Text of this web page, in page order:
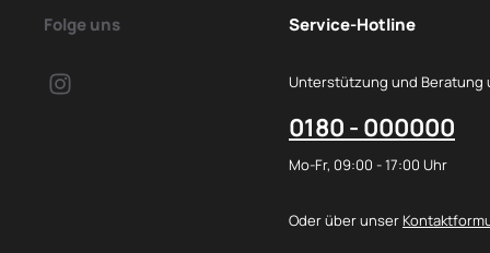
Folge uns Service-Hotline
Unterstützung und Beratung
0180 - 000000
Mo-Fr, 09:00 - 17:00 Uhr
Oder über unser